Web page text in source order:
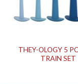
THEY-OLOGY 5
TRAIN SET